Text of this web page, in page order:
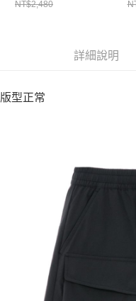
NT$2,480
詳細說明
版型正常